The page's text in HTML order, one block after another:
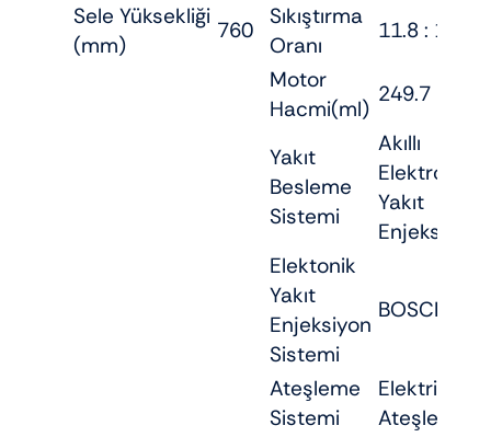
Sele Yüksekliği
(mm)
760
Sıkıştırma
Oranı
11.8 : 1
Motor
Hacmi(ml)
249.7
Yakıt
Besleme
Sistemi
Akıllı
Elektronik
Yakıt
Elektonik
Yakıt
Enjeksiyon
Sistemi
BOSCH
Ateşleme
Sistemi
Elektrikli
Ateşleme